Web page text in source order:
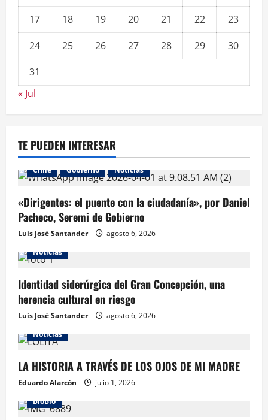
17
18 19 20 21 22
23
24
25 26 27 28 29
30
31
« Jul
TE PUEDEN INTERESAR
Chile Gobierno Noticias
«Dirigentes: el puente con la ciudadanía», por Daniel
Pacheco, Seremi de Gobierno
Luis José Santander
agosto 6, 2026
Noticias
Identidad siderúrgica del Gran Concepción, una
herencia cultural en riesgo
Luis José Santander
agosto 6, 2026
Noticias
LA HISTORIA A TRAVÉS DE LOS OJOS DE MI MADRE
Eduardo Alarcón
julio 1, 2026
BioBio